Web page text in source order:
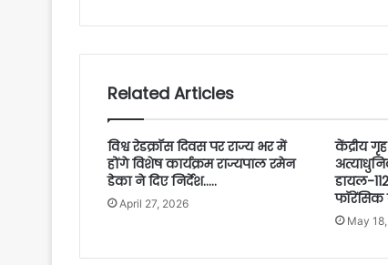
Related Articles
विश्व रेडक्रॉस दिवस पर राज्य भर में
होंगे विशेष कार्यक्रम राज्यपाल रमेन
डेका ने दिए निर्देश…..
April 27, 2026
केंद्रीय
डायल-
फॉरेंसिक
May